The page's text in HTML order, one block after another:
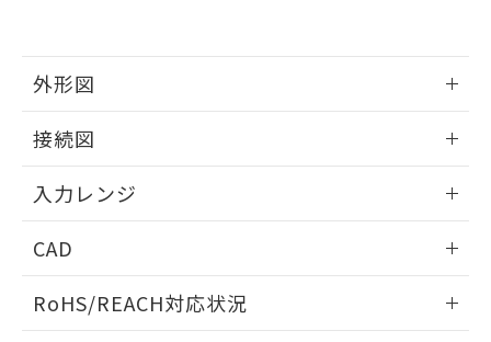
外形図
接続図
入力レンジ
CAD
ドすることができます。
RoHS/REACH対応状況